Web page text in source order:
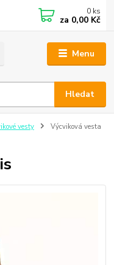
Menu
Hledat
0 ks
za 0,00 Kč
vesty
Výcviková vesta